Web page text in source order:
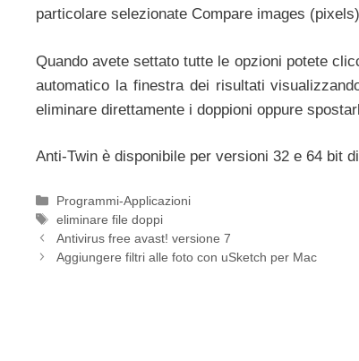
particolare selezionate Compare images
Quando avete settato tutte le opzioni potete
automatico la finestra dei risultati
eliminare direttamente i doppioni oppure
Anti-Twin è disponibile per versioni 32 e 64 bit
Categorie
Programmi-Applicazioni
Tag
eliminare file doppi
Antivirus free avast! versione 7
Aggiungere filtri alle foto con uSketch per Mac